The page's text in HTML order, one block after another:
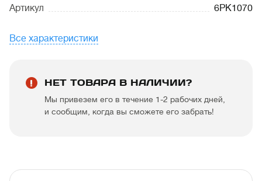
Артикул 6PK1070
Все характеристики
НЕТ ТОВАРА В НАЛИЧИИ?
Мы привезем его в течение 1-2 рабочих дней,
и сообщим, когда вы сможете его забрать!